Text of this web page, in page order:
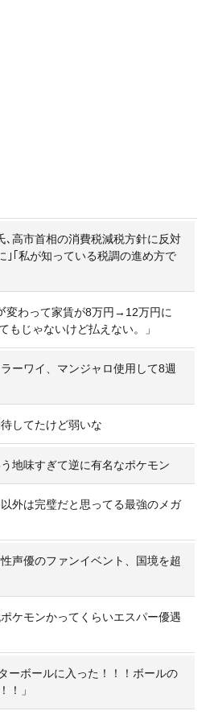
､高市首相の消費税減税方針に反対
｣｢私が知っている税調の進め方で
変わって家賃が8万円→12万円に
もじゃないけど払えない。」
ラーワイ、マンジャロ使用して8週
してたけど弱いな
地味すぎて逆に有名なポケモン
以外は完璧だと思ってる最強のメガ
性声優のファンイベント、国境を超
ポケモンかってくらいエスパー優遇
ーボールに入った！！！ボールの
！」